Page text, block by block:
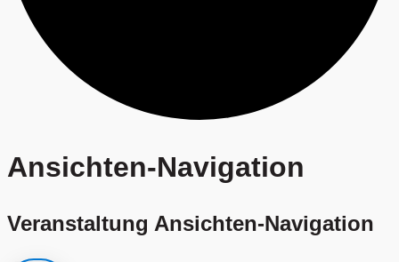
Veranstaltungen
Ansichten-Navigation
Veranstaltung Ansichten-Navigation